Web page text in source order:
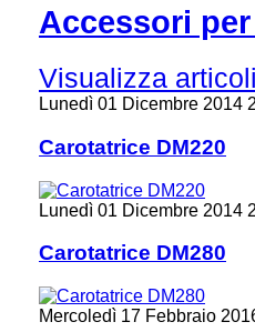
Accessori
Visualizza
Lunedì 01 Dicembre 2014
Carotatrice DM220
Lunedì 01 Dicembre 2014
Carotatrice DM280
Mercoledì 17 Febbraio